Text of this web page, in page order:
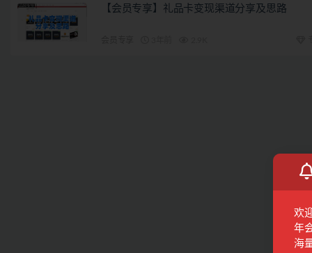
【会员专享】礼品卡变现渠道分享及思路
欢
年
海